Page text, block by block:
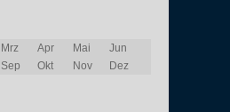
Mrz Apr Mai
Jun
Sep Okt Nov
Dez